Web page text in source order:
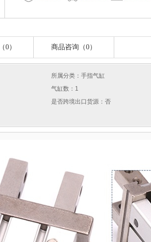
0） 商品咨询（0）
所属分类：手指气缸
气缸数：1
是否跨境出口货源：否